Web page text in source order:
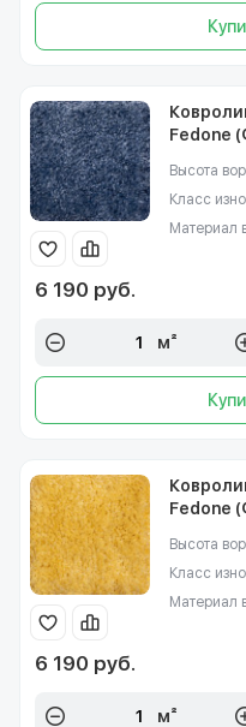
Fedone
Высота
Класс
Материал
6 190 руб.
м²
Fedone
Высота
Класс
Материал
6 190 руб.
м²